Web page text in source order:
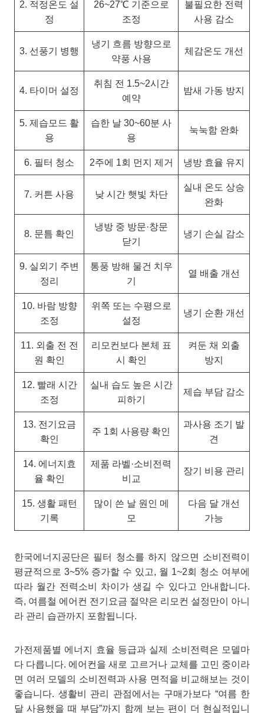
2. 적정온도 설
정
26~27℃ 기준으로
조정
불필요한 전력
사용 감소
3. 선풍기 병행
냉기 흐름 방향으로
약풍 사용
체감온도 개선
4. 타이머 설정
취침 전 1.5~2시간
예약
밤새 가동 방지
5. 제습모드 활
용
습한 날 30~60분 사
용
눅눅함 완화
6. 필터 청소 2주에 1회 먼지 제거 냉방 효율 유지
7. 커튼 사용 낮 시간 햇빛 차단
실내 온도 상승
완화
8. 문틈 확인
냉방 중 방문·창문
닫기
냉기 손실 감소
9. 실외기 주변
정리
통풍 방해 물건 치우
기
열 배출 개선
10. 바람 방향
조정
위쪽 또는 수평으로
설정
냉기 순환 개선
11. 외출 전 전
원 확인
리모컨보다 본체 표
시 확인
켜둔 채 외출
방지
12. 빨래 시간
조정
실내 습도 높은 시간
피하기
제습 부담 감소
13. 전기요금
확인
주 1회 사용량 확인
과사용 조기 발
견
14. 에너지효
율 확인
제품 라벨·소비전력
비교
장기 비용 관리
15. 생활 패턴
기록
많이 쓴 날 원인 메
모
다음 달 개선
가능
한국에너지공단은 필터 청소를 하지 않으면 소비전력이
평균적으로 3~5% 증가할 수 있고, 월 1~2회 청소 여부에
따라 월간 전력소비 차이가 생길 수 있다고 안내합니다.
즉, 여름철 에어컨 전기요금 절약은 리모컨 설정만이 아니
라 관리 습관까지 포함됩니다.
가전제품별 에너지 효율 등급과 실제 소비전력은 모델마
다 다릅니다. 에어컨을 새로 고르거나 교체를 고민 중이라
면 여러 모델의 소비전력과 사용 면적을 비교해보는 것이
좋습니다. 생활비 관리 관점에서는 구매가보다 “여름 한
달 사용했을 때 부담”까지 함께 보는 편이 더 현실적입니